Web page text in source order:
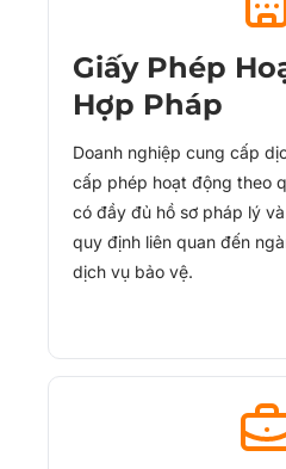
Giấy Phép
Hợp Pháp
Doanh nghiệp cung cấp
cấp phép hoạt động theo
có đầy đủ hồ sơ pháp lý
quy định liên quan đến
dịch vụ bảo vệ.